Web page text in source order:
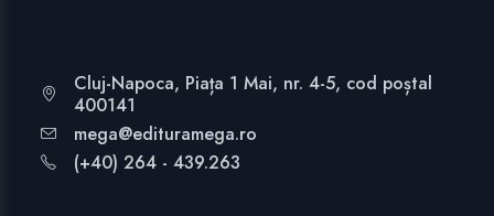
Cluj-Napoca, Piața 1 Mai, nr. 4-5, cod poștal
400141
mega@edituramega.ro
(+40) 264 - 439.263